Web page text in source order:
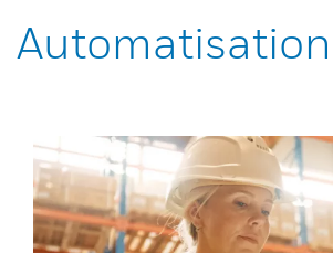
Automatisation